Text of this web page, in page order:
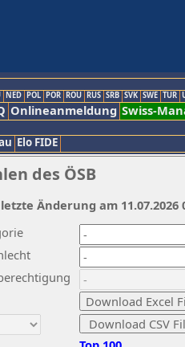
NED POL POR ROU RUS SRB SVK SWE TUR
Onlineanmeldung Swiss-
Elo FIDE
des ÖSB
letzte Änderung am